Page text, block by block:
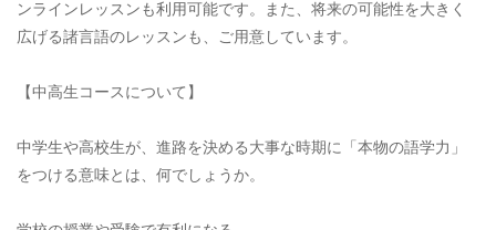
ンラインレッスンも利用可能です。また、将来の可能性を大きく
広げる諸言語のレッスンも、ご用意しています。
【中高生コースについて】
中学生や高校生が、進路を決める大事な時期に「本物の語学力」
をつける意味とは、何でしょうか。